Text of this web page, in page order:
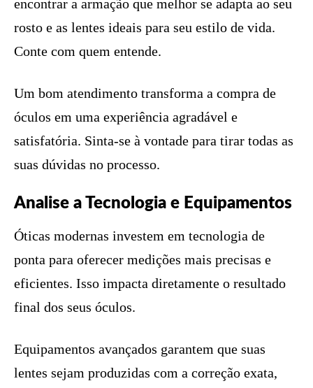
encontrar a armação que melhor se adapta ao seu
rosto e as lentes ideais para seu estilo de vida.
Conte com quem entende.
Um bom atendimento transforma a compra de
óculos em uma experiência agradável e
satisfatória. Sinta-se à vontade para tirar todas as
suas dúvidas no processo.
Analise a Tecnologia e Equipamentos
Óticas modernas investem em tecnologia de
ponta para oferecer medições mais precisas e
eficientes. Isso impacta diretamente o resultado
final dos seus óculos.
Equipamentos avançados garantem que suas
lentes sejam produzidas com a correção exata,